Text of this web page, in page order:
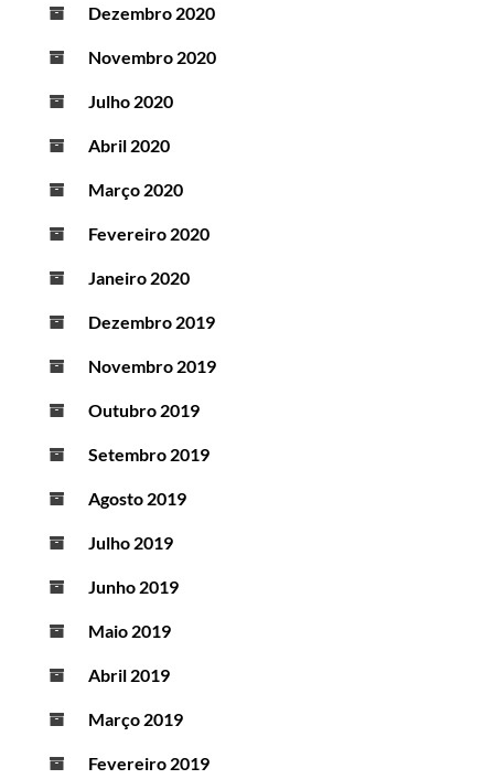
Dezembro 2020
Novembro 2020
Julho 2020
Abril 2020
Março 2020
Fevereiro 2020
Janeiro 2020
Dezembro 2019
Novembro 2019
Outubro 2019
Setembro 2019
Agosto 2019
Julho 2019
Junho 2019
Maio 2019
Abril 2019
Março 2019
Fevereiro 2019